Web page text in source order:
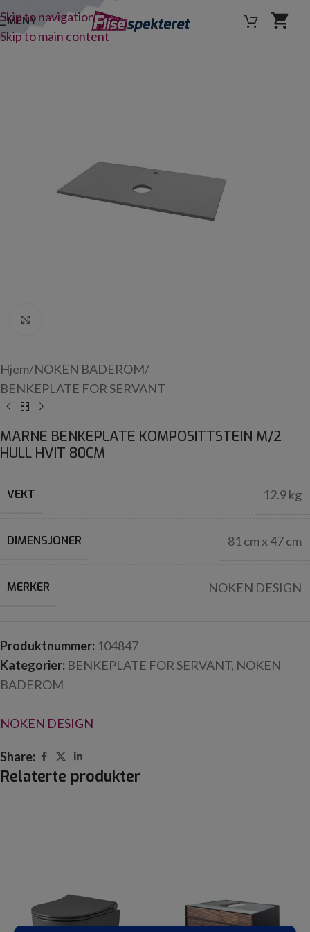
Skip to navigation
Skip to main content
MENY
Hjem/NOKEN BADEROM/
BENKEPLATE FOR SERVANT
MARNE BENKEPLATE KOMPOSITTSTEIN M/2
HULL HVIT 80CM
VEKT 12.9 kg
DIMENSJONER 81 cm x 47 cm
MERKER NOKEN DESIGN
Produktnummer: 104847
Kategorier: BENKEPLATE FOR SERVANT, NOKEN
BADEROM
NOKEN DESIGN
Share:
Relaterte produkter